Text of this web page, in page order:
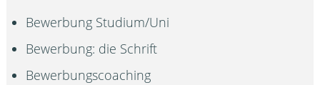
Bewerbung Studium/Uni
Bewerbung: die Schrift
Bewerbungscoaching